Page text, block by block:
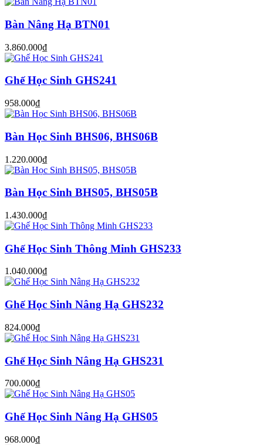
Bàn Nâng Hạ BTN01
3.860.000₫
Ghế Học Sinh GHS241
958.000₫
Bàn Học Sinh BHS06, BHS06B
1.220.000₫
Bàn Học Sinh BHS05, BHS05B
1.430.000₫
Ghế Học Sinh Thông Minh GHS233
1.040.000₫
Ghế Học Sinh Nâng Hạ GHS232
824.000₫
Ghế Học Sinh Nâng Hạ GHS231
700.000₫
Ghế Học Sinh Nâng Hạ GHS05
968.000₫